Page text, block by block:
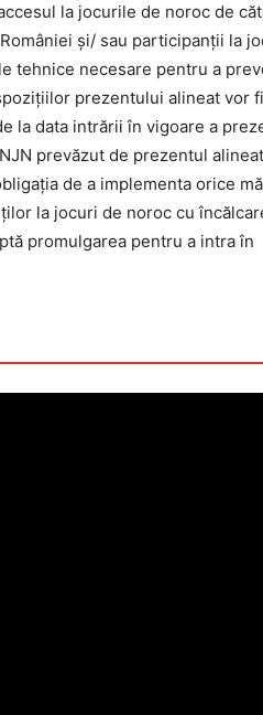
la jocurile de noroc de
şi/ sau participanţii la
tehnice necesare pentru a
prezentului alineat vor fi
la data intrării în vigoare a
prevăzut de prezentul
de a implementa orice
la jocuri de noroc cu
promulgarea pentru a intra în